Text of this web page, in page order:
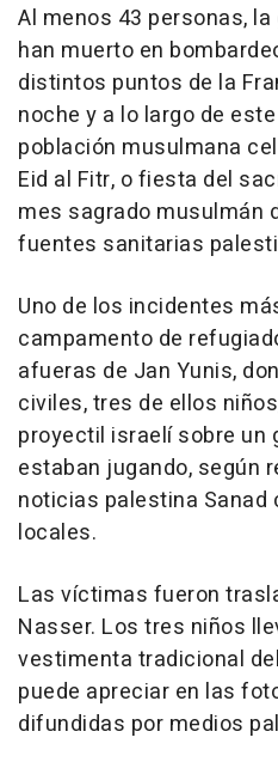
Al menos 43 personas,
han muerto en
distintos puntos de la
noche y a lo largo de
población musulmana
Eid al Fitr, o fiesta del
mes sagrado musulmán
fuentes sanitarias
Uno de los incidentes
campamento de
afueras de Jan Yunis,
civiles, tres de ellos
proyectil israelí sobre un
estaban jugando, según
noticias palestina
locales.
Las víctimas fueron
Nasser. Los tres niños
vestimenta tradicional
puede apreciar en las
difundidas por medios